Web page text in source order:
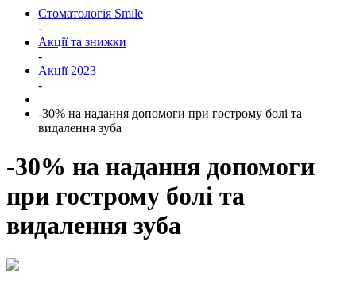
Стоматологія Smile
-
Акції та знижки
-
Акції 2023
-
-30% на надання допомоги при гострому болі та
видалення зуба
-30% на надання допомоги
при гострому болі та
видалення зуба